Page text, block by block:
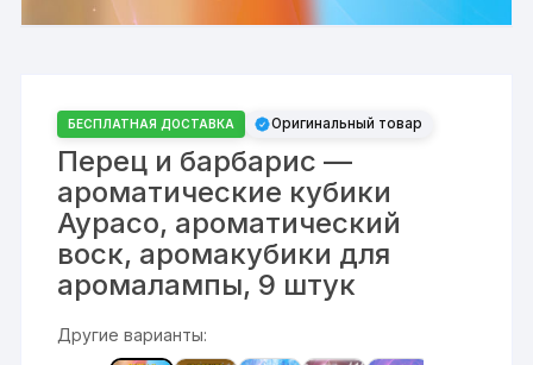
БЕСПЛАТНАЯ ДОСТАВКА Оригинальный товар
Перец и барбарис —
ароматические кубики
Аурасо, ароматический
воск, аромакубики для
аромалампы, 9 штук
Другие варианты: